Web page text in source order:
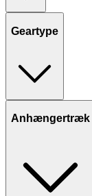
Geartype
Anhængertræk